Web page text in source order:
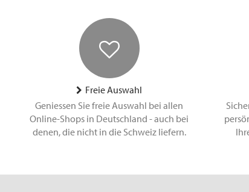
Freie Auswahl
Geniessen Sie freie Auswahl bei allen
Online-Shops in Deutschland - auch bei
denen, die nicht in die Schweiz liefern.